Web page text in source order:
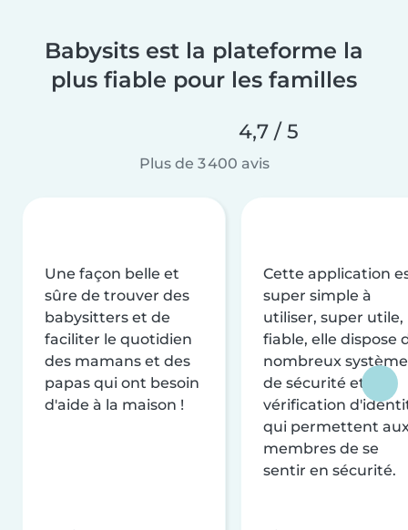
Babysits est la plateforme la
plus fiable pour les familles
4,7 / 5
Plus de 3 400 avis
Une façon belle et
sûre de trouver des
babysitters et de
faciliter le quotidien
des mamans et des
papas qui ont besoin
d'aide à la maison !
Cette application
super simple à
utiliser, super utile,
fiable, elle dispose
nombreux
de sécurité et de
vérification
qui permettent
membres de se
sentir en sécurité.